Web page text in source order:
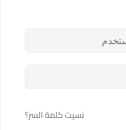
نسيت كلمة السر؟